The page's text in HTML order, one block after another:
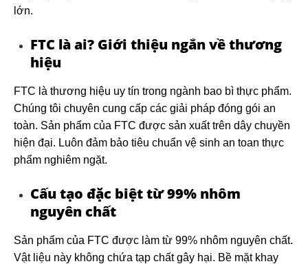
lớn.
FTC là ai? Giới thiệu ngắn về thương
hiệu
FTC là thương hiệu uy tín trong ngành bao bì thực phẩm.
Chúng tôi chuyên cung cấp các giải pháp đóng gói an
toàn. Sản phẩm của FTC được sản xuất trên dây chuyền
hiện đại. Luôn đảm bảo tiêu chuẩn vệ sinh an toan thực
phẩm nghiêm ngặt.
Cấu tạo đặc biệt từ 99% nhôm
nguyên chất
Sản phẩm của FTC được làm từ 99% nhôm nguyên chất.
Vật liệu này không chứa tạp chất gây hại. Bề mặt khay